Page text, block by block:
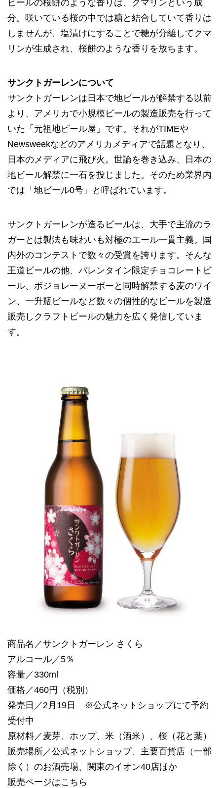
ビールの桜餅のような香りは、クマリンという成
分。咲いている桜の中では糖と結合していて香りは
しませんが、塩漬けにすることで糖が分離してクマ
リンが生成され、桜餅のような香りを放ちます。
サンクトガーレンについて
サンクトガーレンは日本で地ビールが解禁する以前
より、アメリカで小規模ビールの製造販売を行って
いた「元祖地ビール屋」です。それがTIMEや
Newsweekなどのアメリカメディアで話題となり、
日本のメディアに飛び火。世論を巻き込み、日本の
地ビール解禁に一石を投じました。そのため業界内
では「地ビール0号」と呼ばれています。
サンクトガーレンが造るビールは、大手で主流のラ
ガーとは製法も味わいも対極のエール一貫主義。国
内外のコンテストで数々の受賞を誇ります。そんな
王道ビールの他、バレンタイン限定チョコレートビ
ール、ボジョレーヌーボーと同時解禁する麦のワイ
ン、一升瓶ビールなど数々の個性的なビールを製造
販売しクラフトビールの魅力を広く発信していま
す。
商品名／サンクトガーレン さくら
アルコール／5％
容量／330ml
価格／460円（税別）
発売日／2月19日 ※公式ネットショップにて予約
受付中
原材料／麦芽、ホップ、米（酒米）、桜（花と葉）
販売場所／公式ネットショップ、主要百貨店（一部
除く）のお酒売場、関東のイオン40店ほか
販売ページはこちら